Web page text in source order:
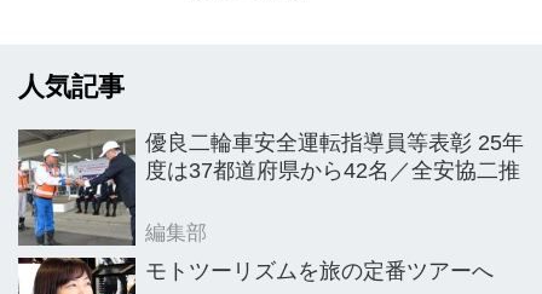
人気記事
優良二輪車安全運転指導員等表彰 25年
度は37都道府県から42名／全安協二推
編集部
モトツーリズムを旅の定番ツアーへ